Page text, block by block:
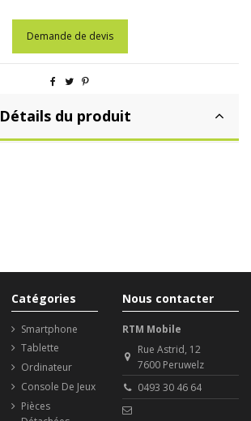
Demande de devis
Détails du produit
Catégories
Smartphone
Tablette
Ordinateur
Console De Jeux
Pièces
Nous contacter
RTM Mobile
Rue Astrid, 12
7600 Peruwelz
0493 30 46 64